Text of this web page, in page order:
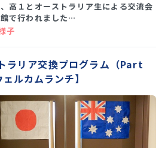
高１とオーストラリア生による交流会
で行われました…
子
ラリア交換プログラム（Part
ルカムランチ】